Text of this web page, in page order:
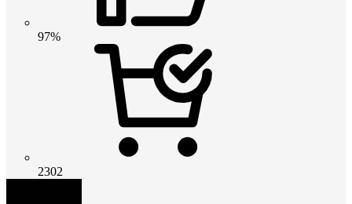
97%
2302